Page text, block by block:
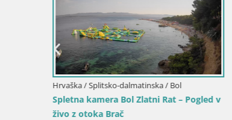
Hrvaška / Splitsko-dalmatinska / Bol
Spletna kamera Bol Zlatni Rat – Pogled v
živo z otoka Brač